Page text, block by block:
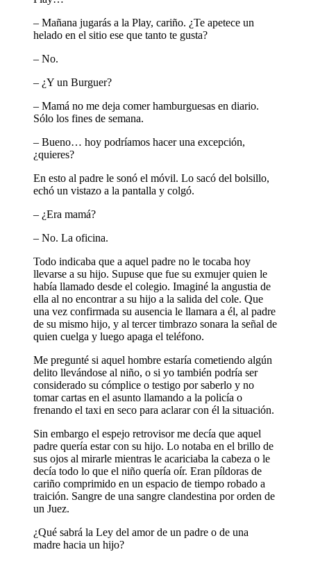
– Mañana jugarás a la Play, cariño. ¿Te apetece un
helado en el sitio ese que tanto te gusta?
– No.
– ¿Y un Burguer?
– Mamá no me deja comer hamburguesas en diario.
Sólo los fines de semana.
– Bueno… hoy podríamos hacer una excepción,
¿quieres?
En esto al padre le sonó el móvil. Lo sacó del bolsillo,
echó un vistazo a la pantalla y colgó.
– ¿Era mamá?
– No. La oficina.
Todo indicaba que a aquel padre no le tocaba hoy
llevarse a su hijo. Supuse que fue su exmujer quien le
había llamado desde el colegio. Imaginé la angustia de
ella al no encontrar a su hijo a la salida del cole. Que
una vez confirmada su ausencia le llamara a él, al padre
de su mismo hijo, y al tercer timbrazo sonara la señal de
quien cuelga y luego apaga el teléfono.
Me pregunté si aquel hombre estaría cometiendo algún
delito llevándose al niño, o si yo también podría ser
considerado su cómplice o testigo por saberlo y no
tomar cartas en el asunto llamando a la policía o
frenando el taxi en seco para aclarar con él la situación.
Sin embargo el espejo retrovisor me decía que aquel
padre quería estar con su hijo. Lo notaba en el brillo de
sus ojos al mirarle mientras le acariciaba la cabeza o le
decía todo lo que el niño quería oír. Eran píldoras de
cariño comprimido en un espacio de tiempo robado a
traición. Sangre de una sangre clandestina por orden de
un Juez.
¿Qué sabrá la Ley del amor de un padre o de una
madre hacia un hijo?